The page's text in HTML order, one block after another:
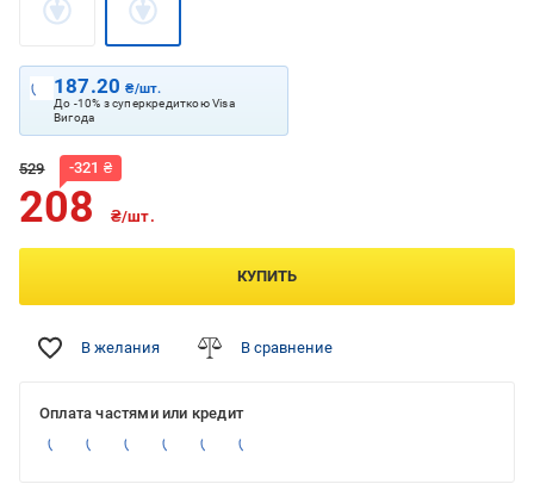
187.20₴/шт.
До -10% з суперкредиткою Visa
Вигода
529 -321 ₴
208 ₴/шт.
КУПИТЬ
В желания В сравнение
Оплата частями или кредит